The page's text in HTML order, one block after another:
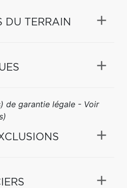
DU TERRAIN
de garantie légale - Voir